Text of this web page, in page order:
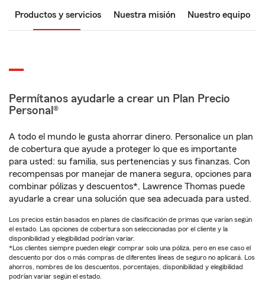
Productos y servicios Nuestra misión Nuestro equipo
Permítanos ayudarle a crear un Plan Precio
Personal®
A todo el mundo le gusta ahorrar dinero. Personalice un plan
de cobertura que ayude a proteger lo que es importante
para usted: su familia, sus pertenencias y sus finanzas. Con
recompensas por manejar de manera segura, opciones para
combinar pólizas y descuentos*, Lawrence Thomas puede
ayudarle a crear una solución que sea adecuada para usted.
Los precios están basados en planes de clasificación de primas que varían según
el estado. Las opciones de cobertura son seleccionadas por el cliente y la
disponibilidad y elegibilidad podrían variar.
*Los clientes siempre pueden elegir comprar solo una póliza, pero en ese caso el
descuento por dos o más compras de diferentes líneas de seguro no aplicará. Los
ahorros, nombres de los descuentos, porcentajes, disponibilidad y elegibilidad
podrían variar según el estado.